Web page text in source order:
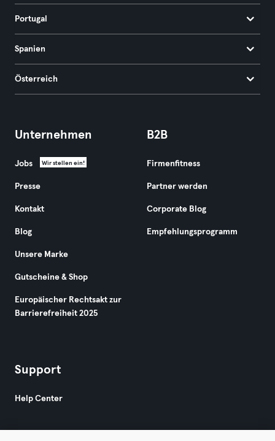
Portugal
Spanien
Österreich
Unternehmen
Jobs Wir stellen ein!
Presse
Kontakt
Blog
Unsere Marke
Gutscheine & Shop
Europäischer Rechtsakt zur
Barrierefreiheit 2025
B2B
Firmenfitness
Partner werden
Corporate Blog
Empfehlungsprogramm
Support
Help Center